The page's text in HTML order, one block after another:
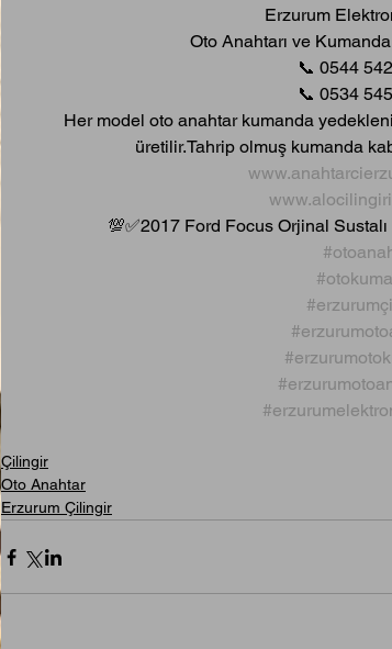
Erzurum
Oto Anahtarı ve
📞 0544
📞 0534
Her model oto anahtar kumanda
üretilir.Tahrip olmuş kumanda
💯✅2017 Ford Focus Orjinal Sustalı
Çilingir
Oto Anahtar
Erzurum Çilingir